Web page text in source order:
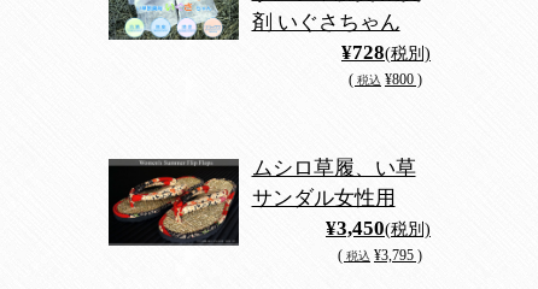
剤 いぐさちゃん
¥728(税別)
( 税込 ¥800 )
ムシロ草履、い草
サンダル女性用
¥3,450(税別)
( 税込 ¥3,795 )